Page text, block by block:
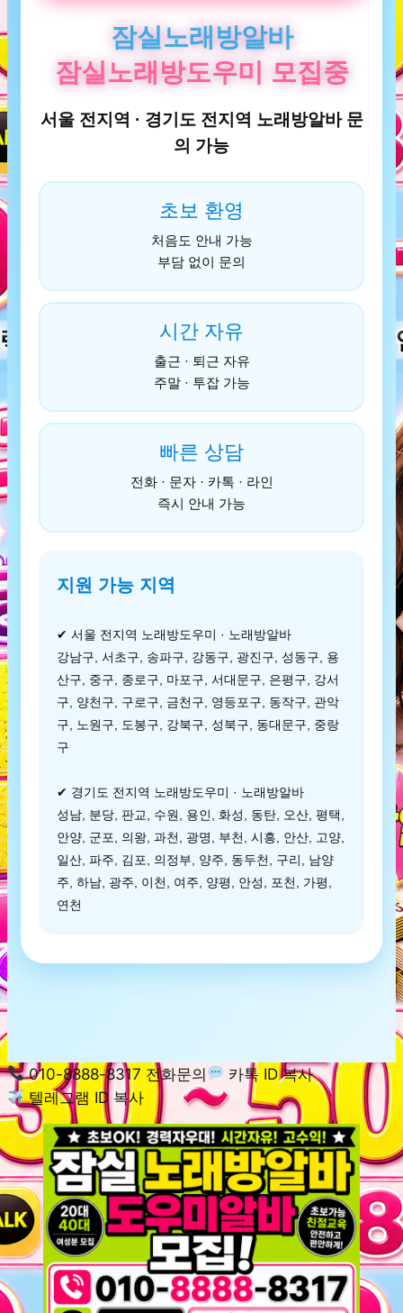
잠실노래방알바
잠실노래방도우미 모집중
서울 전지역 · 경기도 전지역 노래방알바 문
의 가능
초보 환영
처음도 안내 가능
부담 없이 문의
시간 자유
출근 · 퇴근 자유
주말 · 투잡 가능
빠른 상담
전화 · 문자 · 카톡 · 라인
즉시 안내 가능
지원 가능 지역
✔ 서울 전지역 노래방도우미 · 노래방알바
강남구, 서초구, 송파구, 강동구, 광진구, 성동구, 용
산구, 중구, 종로구, 마포구, 서대문구, 은평구, 강서
구, 양천구, 구로구, 금천구, 영등포구, 동작구, 관악
구, 노원구, 도봉구, 강북구, 성북구, 동대문구, 중랑
구
✔ 경기도 전지역 노래방도우미 · 노래방알바
성남, 분당, 판교, 수원, 용인, 화성, 동탄, 오산, 평택,
안양, 군포, 의왕, 과천, 광명, 부천, 시흥, 안산, 고양,
일산, 파주, 김포, 의정부, 양주, 동두천, 구리, 남양
주, 하남, 광주, 이천, 여주, 양평, 안성, 포천, 가평,
연천
010-8888-8317 전화문의
카톡 ID 복사
텔레그램 ID 복사